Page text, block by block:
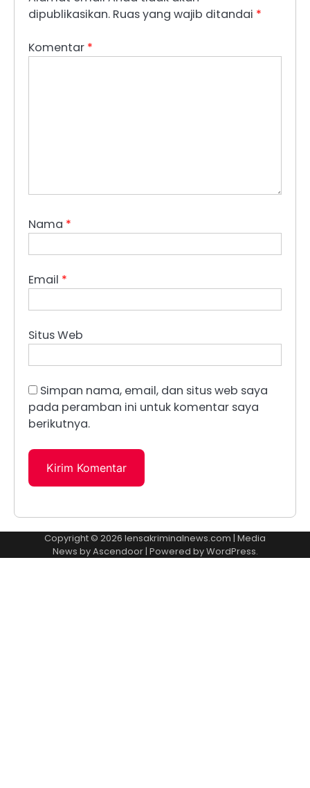
dipublikasikan. Ruas yang wajib ditandai *
Komentar *
Nama *
Email *
Situs Web
Simpan nama, email, dan situs web saya
pada peramban ini untuk komentar saya
berikutnya.
Copyright © 2026 lensakriminalnews.com | Media
News byAscendoor| Powered byWordPress.